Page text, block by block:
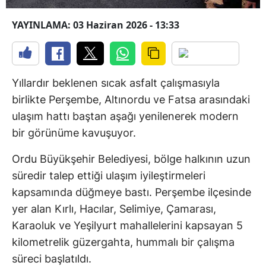
YAYINLAMA: 03 Haziran 2026 - 13:33
Yıllardır beklenen sıcak asfalt çalışmasıyla
birlikte Perşembe, Altınordu ve Fatsa arasındaki
ulaşım hattı baştan aşağı yenilenerek modern
bir görünüme kavuşuyor.
Ordu Büyükşehir Belediyesi, bölge halkının uzun
süredir talep ettiği ulaşım iyileştirmeleri
kapsamında düğmeye bastı. Perşembe ilçesinde
yer alan Kırlı, Hacılar, Selimiye, Çamarası,
Karaoluk ve Yeşilyurt mahallelerini kapsayan 5
kilometrelik güzergahta, hummalı bir çalışma
süreci başlatıldı.